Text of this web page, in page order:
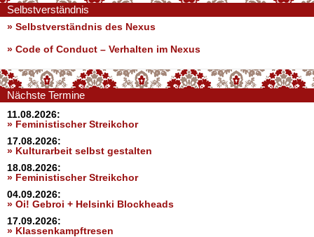
Selbstverständnis
» Selbstverständnis des Nexus
» Code of Conduct – Verhalten im Nexus
Nächste Termine
11.08.2026:
» Feministischer Streikchor
17.08.2026:
» Kulturarbeit selbst gestalten
18.08.2026:
» Feministischer Streikchor
04.09.2026:
» Oi! Gebroi + Helsinki Blockheads
17.09.2026:
» Klassenkampftresen